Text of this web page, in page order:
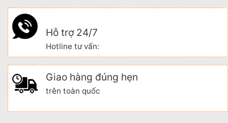
Hỗ trợ 24/7
Hotline tư vấn:
Giao hàng đúng hẹn
trên toàn quốc